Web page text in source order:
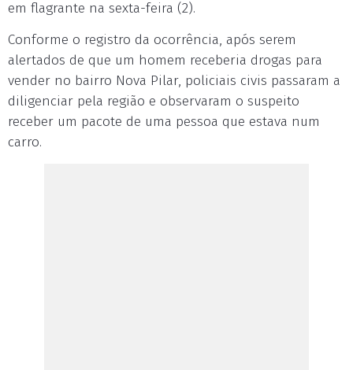
em flagrante na sexta-feira (2).
Conforme o registro da ocorrência, após serem
alertados de que um homem receberia drogas para
vender no bairro Nova Pilar, policiais civis passaram a
diligenciar pela região e observaram o suspeito
receber um pacote de uma pessoa que estava num
carro.